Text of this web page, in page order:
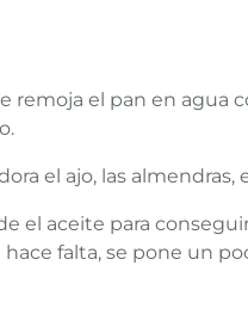
remoja el pan en agua
el ajo, las almendras,
el aceite para
falta, se pone un